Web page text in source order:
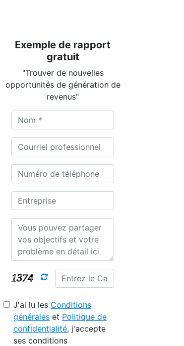
Exemple de rapport
gratuit
"Trouver de nouvelles
opportunités de génération de
revenus"
J'ai lu les Conditions
générales et Politique de
confidentialité, j'accepte
ses conditions